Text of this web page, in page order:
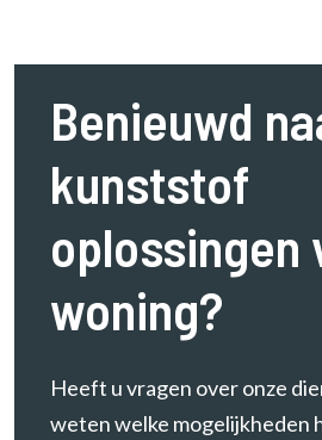
Benieuwd
kunststof
oplossingen
woning?
Heeft u vragen over onze
weten welke mogelijkheden